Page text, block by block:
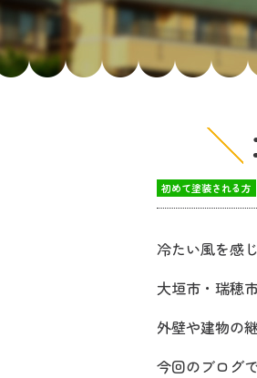
初めて塗装される方
冷たい風を感
大垣市・瑞穂
外壁や建物の
今回のブログ